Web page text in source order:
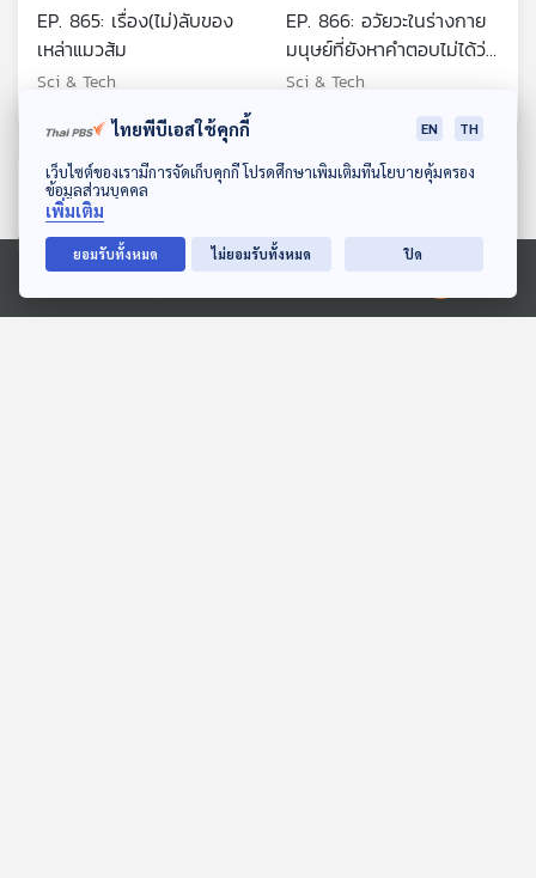
ดาวน์โหลด Thai PBS Podcast Application
Ⓒ 2020 องค์การกระจายเสียงและแพร่ภาพสาธารณะแห่งประเทศไทย
EP. 865: เรื่อง(ไม่)ลับของ
เหล่าแมวส้ม
Sci & Tech
EP. 866: อวัยวะในร่างกาย
มนุษย์ที่ยังหาคำตอบไม่ได้ว่า
มีไว้ทำไม?
Sci & Tech
ตอนที่เกี่ยวข้อง
ไทยพีบีเอสใช้คุกกี้ EN TH
เว็บไซต์ของเรามีการจัดเก็บคุกกี้ โปรดศึกษาเพิ่มเติมที่นโยบายคุ้มครอง
ข้อมูลส่วนบุคคล
เพิ่มเติม
ยอมรับทั้งหมด ไม่ยอมรับทั้งหมด ปิด